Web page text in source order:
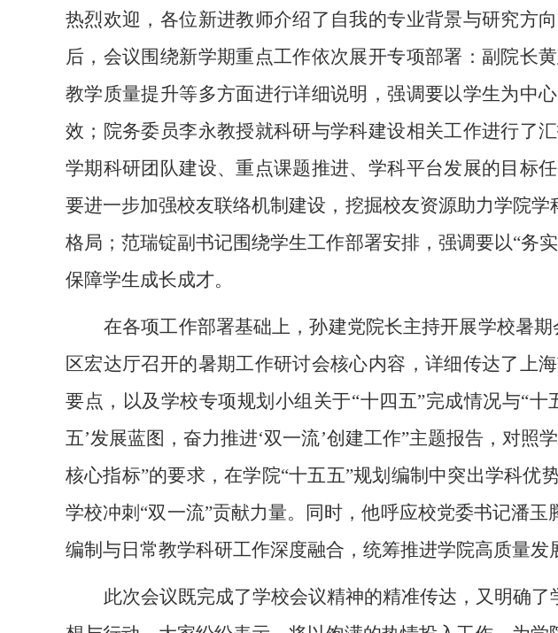
热烈欢迎，各位新进教师介绍了自我的专业背景与研究方
后，会议围绕新学期重点工作依次展开专项部署： 副院长
教学质量提升等多方面进行详细说明，强调要以学生为中
效；院务委员李永教授就科研与学科建设相关工作进行了
学期科研团队建设、重点课题推进、学科平台发展的目标
要进一步加强校友联络机制建设，挖掘校友资源助力学院
格局；范瑞锭副书记围绕学生工作部署安排，强调要以“务
保障学生成长成才。
在各项工作部署基础上，孙建党院长主持开展学校暑
区宏达厅召开的暑期工作研讨会核心内容，详细传达了上
要点，以及学校专项规划小组关于“十四五”完成情况与“
五’发展蓝图，奋力推进‘双一流’创建工作”主题报告，对
核心指标”的要求，在学院“十五五”规划编制中突出学科
学校冲刺“双一流”贡献力量。同时，他呼应校党委书记潘
编制与日常教学科研工作深度融合，统筹推进学院高质量发
此次会议既完成了学校会议精神的精准传达，又明确了